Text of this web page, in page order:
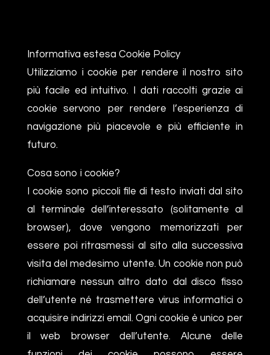
Informativa estesa Cookie Policy
Utilizziamo i cookie per rendere il nostro sito
più facile ed intuitivo. I dati raccolti grazie ai
cookie servono per rendere l’esperienza di
navigazione più piacevole e più efficiente in
futuro.
Cosa sono i cookie?
I cookie sono piccoli file di testo inviati dal sito
al terminale dell’interessato (solitamente al
browser), dove vengono memorizzati per
essere poi ritrasmessi al sito alla successiva
visita del medesimo utente. Un cookie non può
richiamare nessun altro dato dal disco fisso
dell’utente né trasmettere virus informatici o
acquisire indirizzi email. Ogni cookie è unico per
il web browser dell’utente. Alcune delle